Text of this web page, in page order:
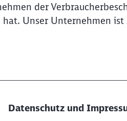
der
Unser Unternehmen ist
Datenschutz und